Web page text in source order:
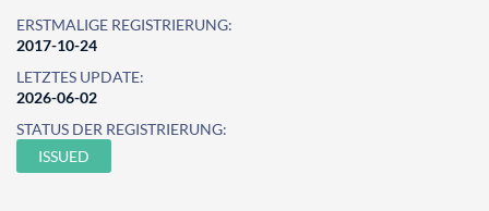
ERSTMALIGE REGISTRIERUNG:
2017-10-24
LETZTES UPDATE:
2026-06-02
STATUS DER REGISTRIERUNG:
ISSUED